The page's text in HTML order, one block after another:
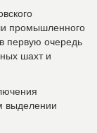
промышленного
первую очередь
шахт и
выделении